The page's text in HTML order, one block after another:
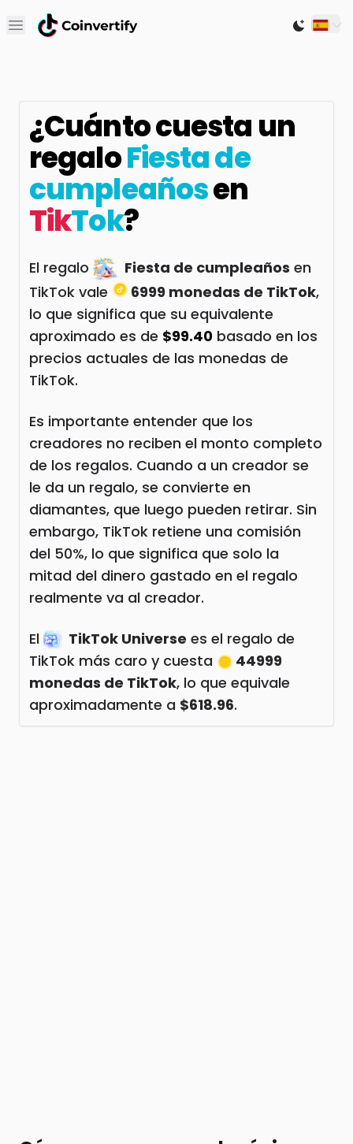
Open main menu Switch
¿Cuánto cuesta un
regaloFiesta de
cumpleañosen
TikTok?
El regalo Fiesta de cumpleaños en
TikTok vale
6999 monedas de TikTok,
lo que significa que su equivalente
aproximado es de $99.40 basado en los
precios actuales de las monedas de
TikTok.
Es importante entender que los
creadores no reciben el monto completo
de los regalos. Cuando a un creador se
le da un regalo, se convierte en
diamantes, que luego pueden retirar. Sin
embargo, TikTok retiene una comisión
del 50%, lo que significa que solo la
mitad del dinero gastado en el regalo
realmente va al creador.
El TikTok Universe es el regalo de
TikTok más caro y cuesta
44999
monedas de TikTok, lo que equivale
aproximadamente a $618.96.